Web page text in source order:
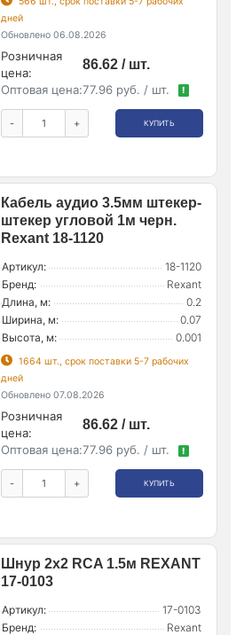
дней
Обновлено 06.08.2026
Розничная
цена:
86.62 / шт.
Оптовая цена:77.96 руб. / шт. !
- + КУПИТЬ
Кабель аудио 3.5мм штекер-
штекер угловой 1м черн.
Rexant 18-1120
Артикул:
18-1120
Бренд:
Rexant
Длина, м:
0.2
Ширина, м:
0.07
Высота, м:
0.001
1664 шт., срок поставки 5-7 рабочих
дней
Обновлено 07.08.2026
Розничная
цена:
86.62 / шт.
Оптовая цена:77.96 руб. / шт. !
- + КУПИТЬ
Шнур 2х2 RCA 1.5м REXANT
17-0103
Артикул:
17-0103
Бренд:
Rexant